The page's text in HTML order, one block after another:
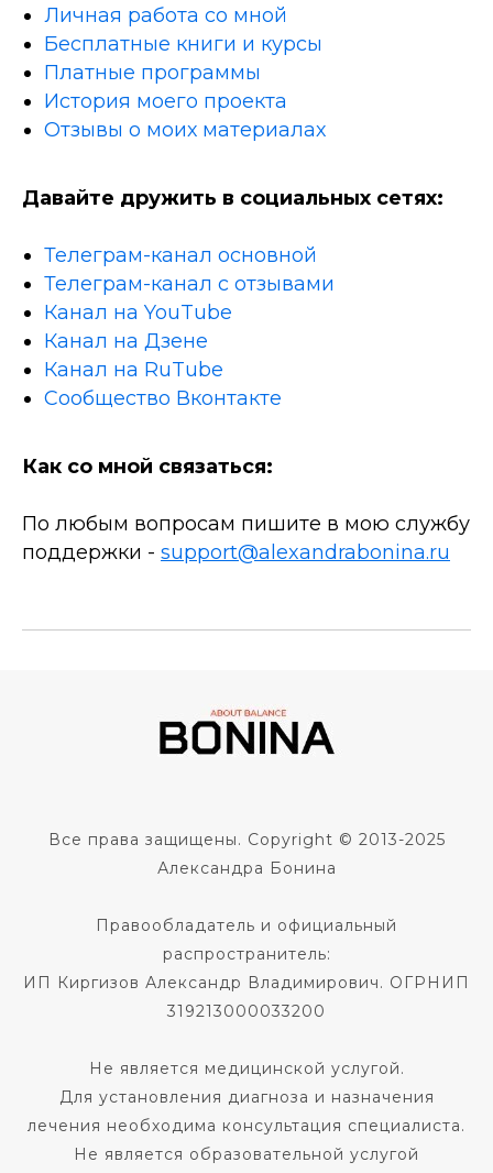
Личная работа со мной
Бесплатные книги и курсы
Платные программы
История моего проекта
Отзывы о моих материалах
Давайте дружить в социальных сетях:
Телеграм-канал основной
Телеграм-канал с отзывами
Канал на YouTube
Канал на Дзене
Канал на RuTube
Сообщество Вконтакте
Как со мной связаться:
По любым вопросам пишите в мою службу
поддержки - support@alexandrabonina.ru
Все права защищены. Copyright © 2013-2025
Александра Бонина
Правообладатель и официальный
распространитель:
ИП Киргизов Александр Владимирович. ОГРНИП
319213000033200
Не является медицинской услугой.
Для установления диагноза и назначения
лечения необходима консультация специалиста.
Не является образовательной услугой